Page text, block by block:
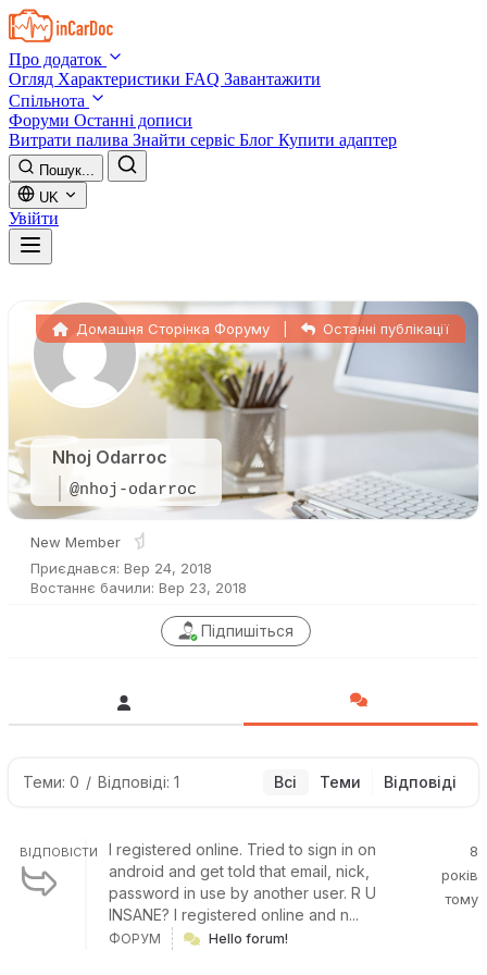
Skip to main content
Про додаток
Огляд Характеристики FAQ Завантажити
Спільнота
Форуми Останні дописи
Витрати палива Знайти сервіс Блог Купити адаптер
Пошук...
UK
Увійти
Nhoj Odarroc
@nhoj-odarroc
Домашня Сторінка Форуму Останні публікації
New Member
Приєднався: Вер 24, 2018
Востаннє бачили: Вер 23, 2018
Підпишіться
Теми: 0 / Відповіді: 1 Всі Теми Відповіді
ВІДПОВІСТИ
I registered online. Tried to sign in on
android and get told that email, nick,
password in use by another user. R U
INSANE? I registered online and n...
8
років
тому
ФОРУМ Hello forum!